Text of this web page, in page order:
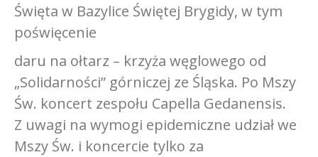
Święta w Bazylice Świętej Brygidy, w tym
poświęcenie
daru na ołtarz – krzyża węglowego od
„Solidarności” górniczej ze Śląska. Po Mszy
Św. koncert zespołu Capella Gedanensis.
Z uwagi na wymogi epidemiczne udział we
Mszy Św. i koncercie tylko za